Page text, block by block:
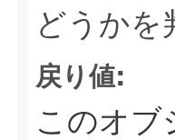
どうかを
戻り値:
このオブ